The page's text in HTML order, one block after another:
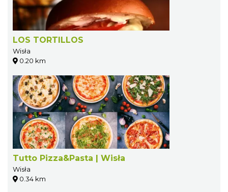
LOS TORTILLOS
Wisła
0.20 km
Tutto Pizza&Pasta | Wisła
Wisła
0.34 km